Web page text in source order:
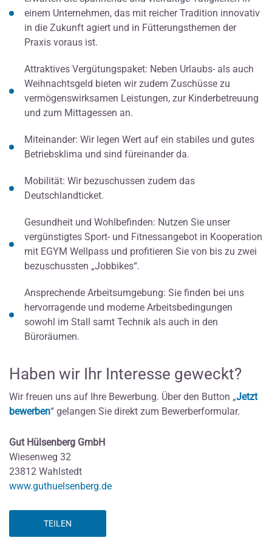
einem Unternehmen, das mit reicher Tradition innovativ
in die Zukunft agiert und in Fütterungsthemen der
Praxis voraus ist.
Attraktives Vergütungspaket: Neben Urlaubs- als auch
Weihnachtsgeld bieten wir zudem Zuschüsse zu
vermögenswirksamen Leistungen, zur Kinderbetreuung
und zum Mittagessen an.
Miteinander: Wir legen Wert auf ein stabiles und gutes
Betriebsklima und sind füreinander da.
Mobilität: Wir bezuschussen zudem das
Deutschlandticket.
Gesundheit und Wohlbefinden: Nutzen Sie unser
vergünstigtes Sport- und Fitnessangebot in Kooperation
mit EGYM Wellpass und profitieren Sie von bis zu zwei
bezuschussten „Jobbikes“.
Ansprechende Arbeitsumgebung: Sie finden bei uns
hervorragende und moderne Arbeitsbedingungen
sowohl im Stall samt Technik als auch in den
Büroräumen.
Haben wir Ihr Interesse geweckt?
Wir freuen uns auf Ihre Bewerbung. Über den Button „Jetzt
bewerben“ gelangen Sie direkt zum Bewerberformular.
Gut Hülsenberg GmbH
Wiesenweg 32
23812 Wahlstedt
www.guthuelsenberg.de
TEILEN